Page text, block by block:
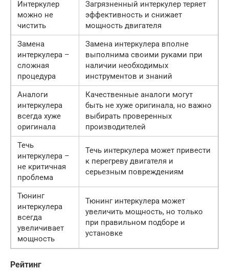
Интеркулер
можно не
чистить
Загрязненный интеркулер теряет
эффективность и снижает
мощность двигателя
Замена
интеркулера –
сложная
процедура
Замена интеркулера вполне
выполнима своими руками при
наличии необходимых
инструментов и знаний
Аналоги
интеркулера
всегда хуже
оригинала
Качественные аналоги могут
быть не хуже оригинала, но важно
выбирать проверенных
производителей
Течь
интеркулера –
не критичная
проблема
Течь интеркулера может привести
к перегреву двигателя и
серьезным повреждениям
Тюнинг
интеркулера
всегда
увеличивает
мощность
Тюнинг интеркулера может
увеличить мощность, но только
при правильном подборе и
установке
Рейтинг